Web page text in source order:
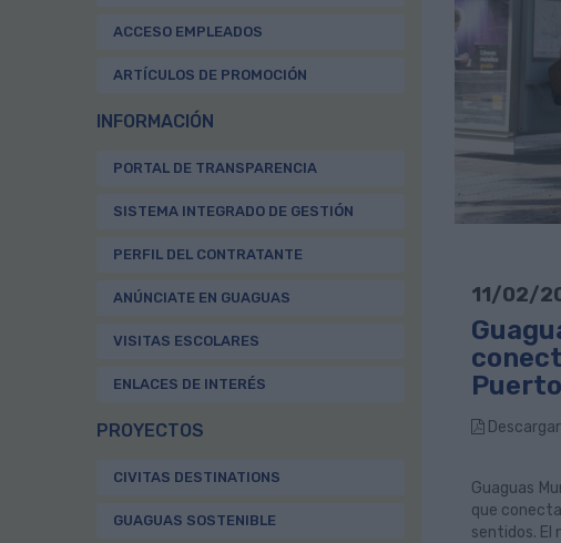
ACCESO EMPLEADOS
ARTÍCULOS DE PROMOCIÓN
INFORMACIÓN
PORTAL DE TRANSPARENCIA
SISTEMA INTEGRADO DE GESTIÓN
PERFIL DEL CONTRATANTE
ANÚNCIATE EN GUAGUAS
VISITAS ESCOLARES
ENLACES DE INTERÉS
PROYECTOS
CIVITAS DESTINATIONS
GUAGUAS SOSTENIBLE
11/02/
Puerto
Guaguas
que
sentidos. El